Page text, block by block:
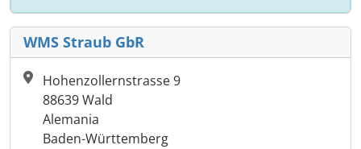
WMS Straub GbR
Hohenzollernstrasse 9
88639 Wald
Alemania
Baden-Württemberg